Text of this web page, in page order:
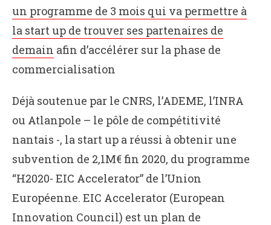
un programme de 3 mois qui va permettre à
la start up de trouver ses partenaires de
demain afin d’accélérer sur la phase de
commercialisation
Déjà soutenue par le CNRS, l’ADEME, l’INRA
ou Atlanpole – le pôle de compétitivité
nantais -, la start up a réussi à obtenir une
subvention de 2,1M€ fin 2020, du programme
“H2020- EIC Accelerator” de l’Union
Européenne. EIC Accelerator (European
Innovation Council) est un plan de